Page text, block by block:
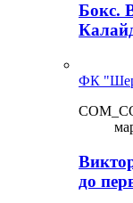
Бокс.
ФК
до